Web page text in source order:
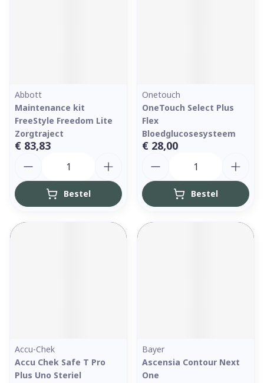
Abbott
Maintenance kit
FreeStyle Freedom Lite
Zorgtraject
€ 83,83
Bestel
Onetouch
OneTouch Select Plus
Flex
Bloedglucosesysteem
€ 28,00
Bestel
Accu-Chek
Accu Chek Safe T Pro
Plus Uno Steriel
Bayer
Ascensia Contour Next
One